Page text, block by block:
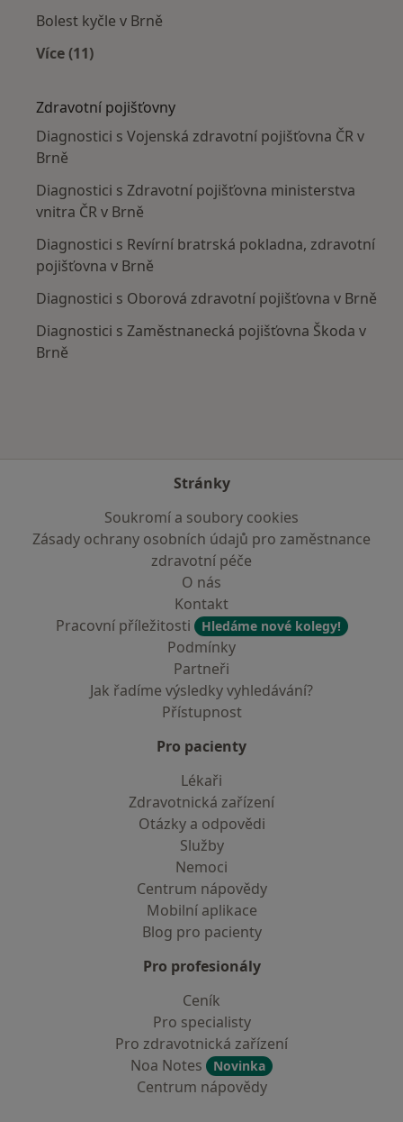
Bolest kyčle v Brně
Více (11)
Zdravotní pojišťovny
Diagnostici s Vojenská zdravotní pojišťovna ČR v
Brně
Diagnostici s Zdravotní pojišťovna ministerstva
vnitra ČR v Brně
Diagnostici s Revírní bratrská pokladna, zdravotní
pojišťovna v Brně
Diagnostici s Oborová zdravotní pojišťovna v Brně
Diagnostici s Zaměstnanecká pojišťovna Škoda v
Brně
Stránky
Soukromí a soubory cookies
Zásady ochrany osobních údajů pro zaměstnance
zdravotní péče
O nás
Kontakt
Pracovní příležitosti
Hledáme nové kolegy!
Podmínky
Partneři
Jak řadíme výsledky vyhledávání?
Přístupnost
Pro pacienty
Lékaři
Zdravotnická zařízení
Otázky a odpovědi
Služby
Nemoci
Centrum nápovědy
Mobilní aplikace
Blog pro pacienty
Pro profesionály
Ceník
Pro specialisty
Pro zdravotnická zařízení
Noa Notes
Novinka
Centrum nápovědy